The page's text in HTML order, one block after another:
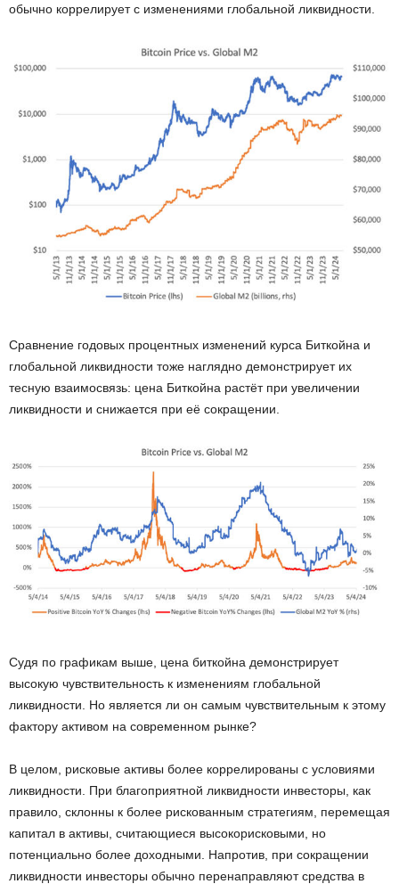
обычно коррелирует с изменениями глобальной ликвидности.
Сравнение годовых процентных изменений курса Биткойна и
глобальной ликвидности тоже наглядно демонстрирует их
тесную взаимосвязь: цена Биткойна растёт при увеличении
ликвидности и снижается при её сокращении.
Судя по графикам выше, цена биткойна демонстрирует
высокую чувствительность к изменениям глобальной
ликвидности. Но является ли он самым чувствительным к этому
фактору активом на современном рынке?
В целом, рисковые активы более коррелированы с условиями
ликвидности. При благоприятной ликвидности инвесторы, как
правило, склонны к более рискованным стратегиям, перемещая
капитал в активы, считающиеся высокорисковыми, но
потенциально более доходными. Напротив, при сокращении
ликвидности инвесторы обычно перенаправляют средства в